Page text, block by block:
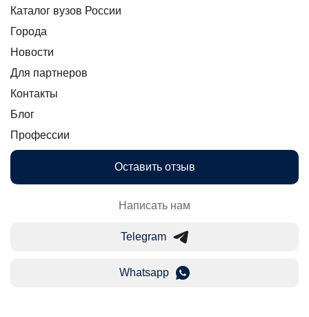
Каталог вузов России
Города
Новости
Для партнеров
Контакты
Блог
Профессии
Оставить отзыв
Написать нам
Telegram
Whatsapp